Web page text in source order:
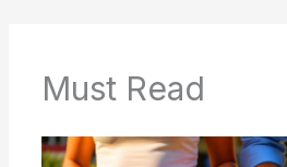
Must Read